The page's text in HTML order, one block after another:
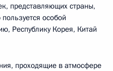
представляющих страны,
особой
Республику Корея, Китай
проходящие в атмосфере